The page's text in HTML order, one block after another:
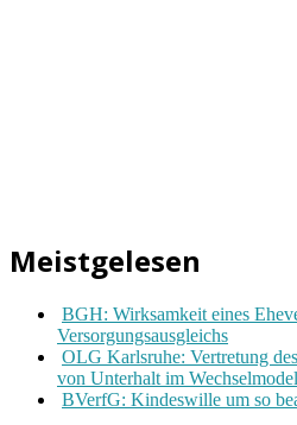
Meistgelesen
BGH: Wirksamkeit eines
Versorgungsausgleichs
OLG Karlsruhe: Vertretung
von Unterhalt im
BVerfG: Kindeswille um so